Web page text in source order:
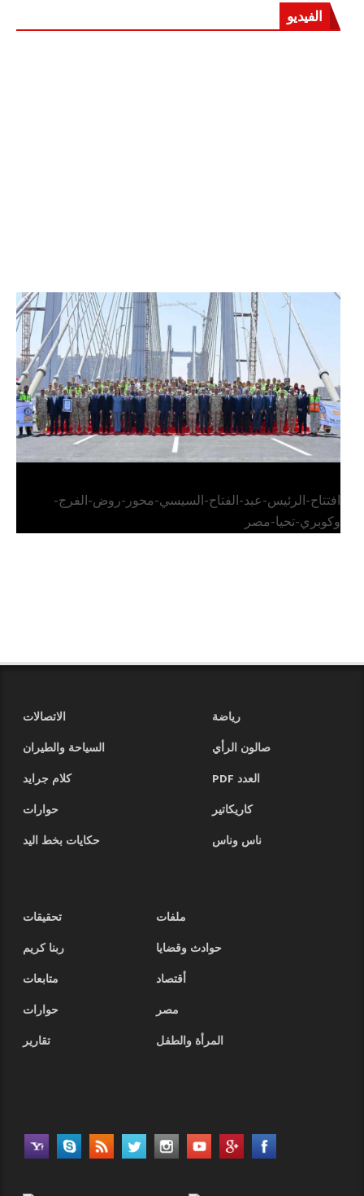
الفيديو
الرئيس عبد الفتاح السيسي يفتتح محور روض الفرج
وكوبري تحيا مصر
افتتاح-الرئيس-عبد-الفتاح-السيسي-محور-روض-الفرج-
وكوبري-تحيا-مصر
رياضة
الاتصالات
صالون الرأي
السياحة والطيران
العدد PDF
كلام جرايد
كاريكاتير
حوارات
ناس وناس
حكايات بخط اليد
ملفات
تحقيقات
حوادث وقضايا
ربنا كريم
أقتصاد
متابعات
مصر
حوارات
المرأة والطفل
تقارير